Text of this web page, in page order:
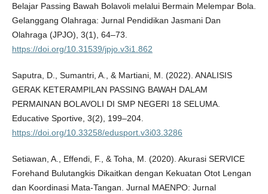
Belajar Passing Bawah Bolavoli melalui Bermain Melempar Bola.
Gelanggang Olahraga: Jurnal Pendidikan Jasmani Dan
Olahraga (JPJO), 3(1), 64–73.
https://doi.org/10.31539/jpjo.v3i1.862
Saputra, D., Sumantri, A., & Martiani, M. (2022). ANALISIS
GERAK KETERAMPILAN PASSING BAWAH DALAM
PERMAINAN BOLAVOLI DI SMP NEGERI 18 SELUMA.
Educative Sportive, 3(2), 199–204.
https://doi.org/10.33258/edusport.v3i03.3286
Setiawan, A., Effendi, F., & Toha, M. (2020). Akurasi SERVICE
Forehand Bulutangkis Dikaitkan dengan Kekuatan Otot Lengan
dan Koordinasi Mata-Tangan. Jurnal MAENPO: Jurnal